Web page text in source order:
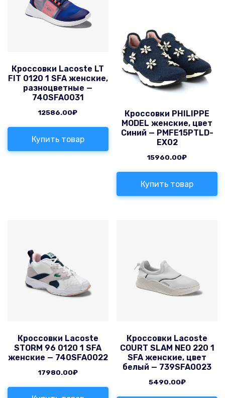
Кроссовки Lacoste LT
FIT 0120 1 SFA женские,
разноцветные —
740SFA0031
12586.00₽
Купить товар
Кроссовки PHILIPPE
MODEL женские, цвет
Синий — PMFE15PTLD-
EX02
15960.00₽
Купить товар
Кроссовки Lacoste
STORM 96 0120 1 SFA
женские — 740SFA0022
17980.00₽
Кроссовки Lacoste
COURT SLAM NEO 220 1
SFA женские, цвет
белый — 739SFA0023
5490.00₽